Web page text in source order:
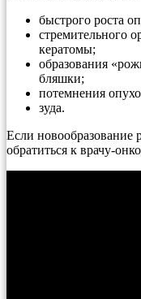
быстрого роста
стремительного
кератомы;
образования
бляшки;
потемнения
зуда.
Если новообразование
обратиться к врачу-